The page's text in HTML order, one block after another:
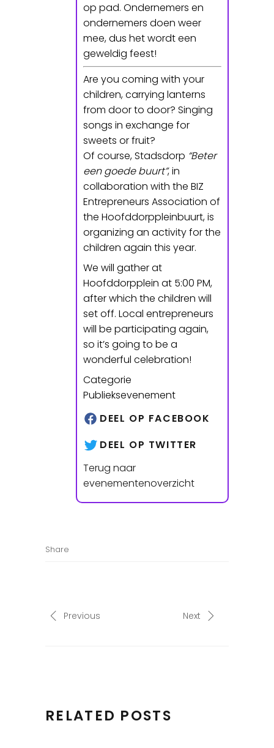
op pad. Ondernemers en
ondernemers doen weer
mee, dus het wordt een
geweldig feest!
Are you coming with your
children, carrying lanterns
from door to door? Singing
songs in exchange for
sweets or fruit?
Of course, Stadsdorp “Beter
een goede buurt”, in
collaboration with the BIZ
Entrepreneurs Association of
the Hoofddorppleinbuurt, is
organizing an activity for the
children again this year.
We will gather at
Hoofddorpplein at 5:00 PM,
after which the children will
set off. Local entrepreneurs
will be participating again,
so it’s going to be a
wonderful celebration!
Categorie
Publieksevenement
DEEL OP FACEBOOK
DEEL OP TWITTER
Terug naar
evenementenoverzicht
Share
Previous Next
RELATED POSTS